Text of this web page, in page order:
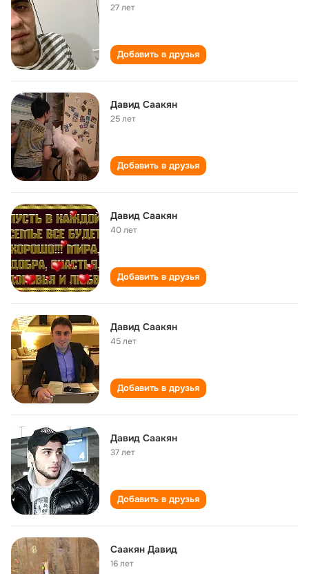
27 лет
Добавить в друзья
Давид Саакян
25 лет
Добавить в друзья
Давид Саакян
40 лет
Добавить в друзья
Давид Саакян
45 лет
Добавить в друзья
Давид Саакян
37 лет
Добавить в друзья
Саакян Давид
16 лет